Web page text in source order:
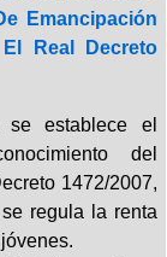
Emancipación
Real Decreto
se establece el
del
1472/2007,
regula la renta